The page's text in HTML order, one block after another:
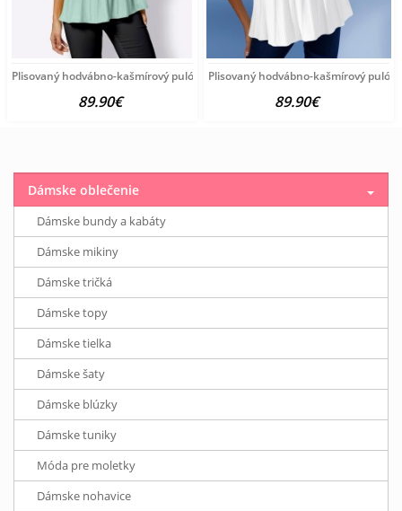
Plisovaný hodvábno-kašmírový pulóver vzhľadom Création
89.90€
Plisovaný hodvábno-kašmírový
89.90€
Dámske oblečenie
Dámske bundy a kabáty
Dámske mikiny
Dámske tričká
Dámske topy
Dámske tielka
Dámske šaty
Dámske blúzky
Dámske tuniky
Móda pre moletky
Dámske nohavice